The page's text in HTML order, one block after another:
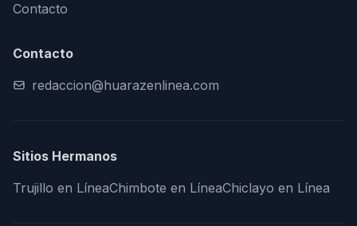
Contacto
Contacto
redaccion@huarazenlinea.com
Sitios Hermanos
Trujillo en LíneaChimbote en LíneaChiclayo en Línea